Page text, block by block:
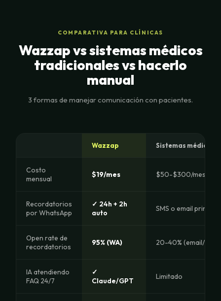
COMPARATIVA PARA CLÍNICAS
Wazzap vs sistemas médicos
tradicionales vs hacerlo
manual
3 formas de manejar comunicación con pacientes.
Wazzap Sistemas médicos
Costo
mensual
$19/mes $50-$300/mes
Recordatorios
por WhatsApp
✓ 24h + 2h
auto
SMS o email
Open rate de
recordatorios
95% (WA) 20-40% (email/SMS)
IA atendiendo
FAQ 24/7
✓
Claude/GPT
Limitado